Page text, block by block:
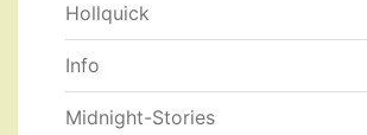
Hollquick
Info
Midnight-Stories